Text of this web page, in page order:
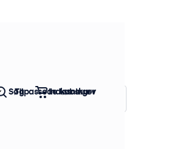
flere
Sorter efter: Popularitet
Tilpassede løsninger
Søg Indkøbskurv